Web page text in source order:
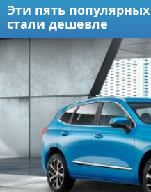
Эти пять
стали дешевле